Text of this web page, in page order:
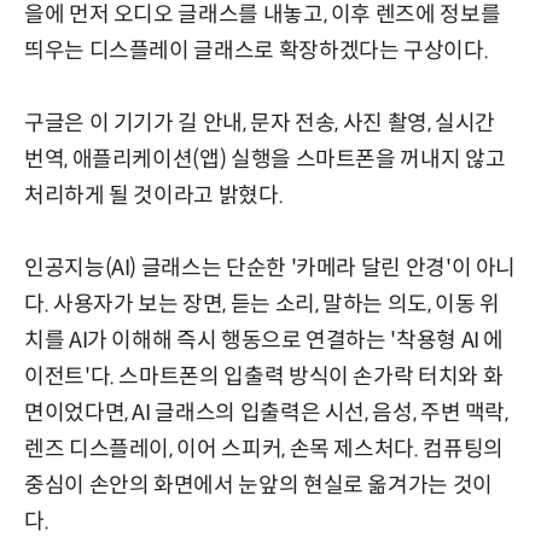
을에 먼저 오디오 글래스를 내놓고, 이후 렌즈에 정보를
띄우는 디스플레이 글래스로 확장하겠다는 구상이다.
구글은 이 기기가 길 안내, 문자 전송, 사진 촬영, 실시간
번역, 애플리케이션(앱) 실행을 스마트폰을 꺼내지 않고
처리하게 될 것이라고 밝혔다.
인공지능(AI) 글래스는 단순한 '카메라 달린 안경'이 아니
다. 사용자가 보는 장면, 듣는 소리, 말하는 의도, 이동 위
치를 AI가 이해해 즉시 행동으로 연결하는 '착용형 AI 에
이전트'다. 스마트폰의 입출력 방식이 손가락 터치와 화
면이었다면, AI 글래스의 입출력은 시선, 음성, 주변 맥락,
렌즈 디스플레이, 이어 스피커, 손목 제스처다. 컴퓨팅의
중심이 손안의 화면에서 눈앞의 현실로 옮겨가는 것이
다.